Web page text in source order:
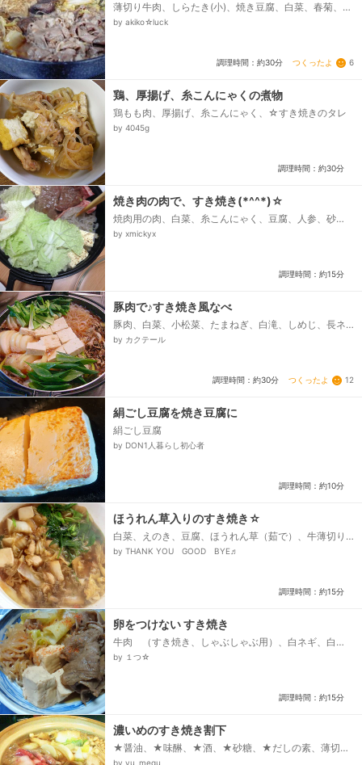
薄切り牛肉、しらたき(小)、焼き豆腐、白菜、春菊、し
いたけ、長ネギ、(割り下)、しょうゆ、酒、砂糖、牛
by akiko☆luck
調理時間：約30分 つくったよ 6
鶏、厚揚げ、糸こんにゃくの煮物
鶏もも肉、厚揚げ、糸こんにゃく、☆すき焼きのタレ
by 4045g
調理時間：約30分
焼き肉の肉で、すき焼き(*^^*)☆
焼肉用の肉、白菜、糸こんにゃく、豆腐、人参、砂
糖、醤油、みりん
by xmickyx
調理時間：約15分
豚肉で♪すき焼き風なべ
豚肉、白菜、小松菜、たまねぎ、白滝、しめじ、長ネ
ギ、木綿トーフ、砂糖、酒、みりん、しょうゆ、だし
by カクテール
調理時間：約30分 つくったよ 12
絹ごし豆腐を焼き豆腐に
絹ごし豆腐
by DON1人暮らし初心者
調理時間：約10分
ほうれん草入りのすき焼き☆
白菜、えのき、豆腐、ほうれん草（茹で）、牛薄切り
肉、牛脂、すき焼きのタレ
by THANK YOU GOOD BYE♬
調理時間：約15分
卵をつけない すき焼き
牛肉 （すき焼き、しゃぶしゃぶ用）、白ネギ、白
菜、糸こんにゃく、焼き豆腐、牛脂（なければ油）、
by １つ☆
調理時間：約15分
濃いめのすき焼き割下
★醤油、★味醂、★酒、★砂糖、★だしの素、薄切り
牛肉、白菜、えのき、玉ねぎ
by yu_megu